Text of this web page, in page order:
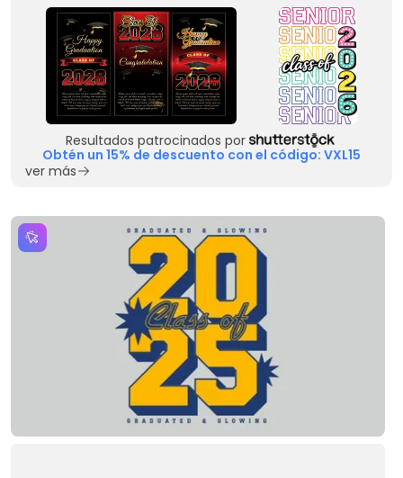
Resultados patrocinados por
Obtén un 15% de descuento con el código: VXL15
ver más